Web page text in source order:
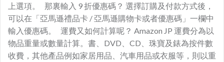
上選項。 那裏輸入 9 折優惠碼？ 選擇訂購及付款方式後，
可以在「亞馬遜禮品卡 / 亞馬遜購物卡或者優惠碼」一欄中
輸入優惠碼。 運費又如何計算呢？ Amazon JP 運費分為以
物品重量或數量計算。書、DVD、CD、珠寶及錶為按件數
收費，其他產品例如家居用品、汽車用品或衣服等，則以重